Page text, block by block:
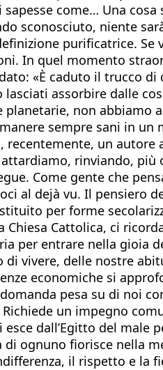
come… Una
sconosciuto, niente
purificatrice.
In quel momento
«È caduto il trucco
lasciati assorbire dalle
non abbiamo
sempre sani in un
recentemente, un autore
rinviando,
Come gente che
al dejà vu. Il pensiero
per forme
Chiesa Cattolica, ci
per entrare nella gioia
vivere, delle nostre
economiche si
pesa su di noi
un impegno
esce dall’Egitto del
ognuno fiorisce nella
il rispetto e la